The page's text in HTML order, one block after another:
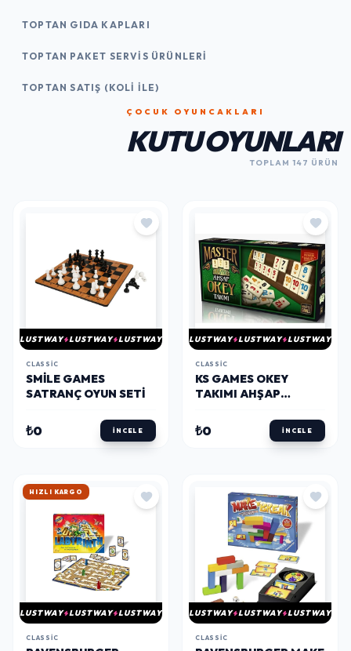
TOPTAN GIDA KAPLARI
TOPTAN PAKET SERVIS ÜRÜNLERI
TOPTAN SATIŞ (KOLI İLE)
ÇOCUK OYUNCAKLARI
KUTU OYUNLARI
TOPLAM 147 ÜRÜN
LUSTWAY LUSTWAY LUSTWAY
CLASSIC
SMILE GAMES
SATRANÇ OYUN SETI
₺0 İNCELE
LUSTWAY LUSTWAY LUSTWAY
CLASSIC
KS GAMES OKEY
TAKIMI AHŞAP
₺0 İNCELE
HIZLI KARGO
LUSTWAY LUSTWAY LUSTWAY
CLASSIC
LUSTWAY LUSTWAY LUSTWAY
CLASSIC